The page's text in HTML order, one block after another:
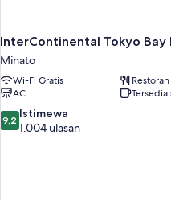
InterContinental Tokyo Bay
Minato
Wi-Fi Gratis
Restoran
AC
Tersedia
9.2
dari
9,2 Istimewa
1.004 ulasan